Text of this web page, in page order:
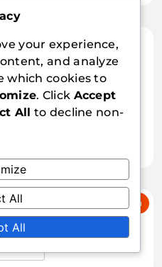
your experience,
and analyze
which cookies to
. Click Accept
All to decline non-
All
All